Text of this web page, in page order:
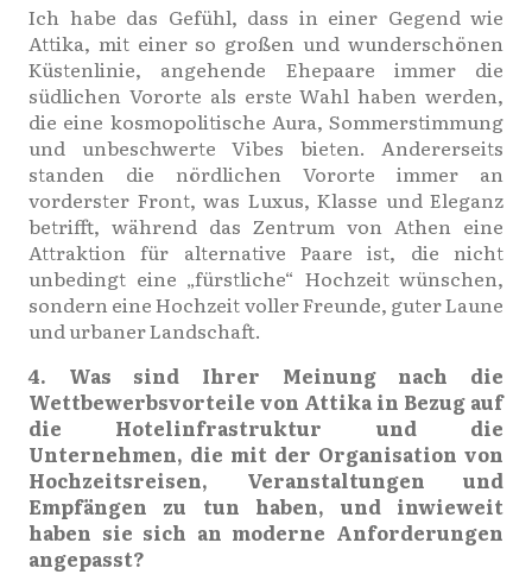
Ich habe das Gefühl, dass in einer Gegend wie
Attika, mit einer so großen und wunderschönen
Küstenlinie, angehende Ehepaare immer die
südlichen Vororte als erste Wahl haben werden,
die eine kosmopolitische Aura, Sommerstimmung
und unbeschwerte Vibes bieten. Andererseits
standen die nördlichen Vororte immer an
vorderster Front, was Luxus, Klasse und Eleganz
betrifft, während das Zentrum von Athen eine
Attraktion für alternative Paare ist, die nicht
unbedingt eine „fürstliche“ Hochzeit wünschen,
sondern eine Hochzeit voller Freunde, guter Laune
und urbaner Landschaft.
4. Was sind Ihrer Meinung nach die
Wettbewerbsvorteile von Attika in Bezug auf
die Hotelinfrastruktur und die
Unternehmen, die mit der Organisation von
Hochzeitsreisen, Veranstaltungen und
Empfängen zu tun haben, und inwieweit
haben sie sich an moderne Anforderungen
angepasst?